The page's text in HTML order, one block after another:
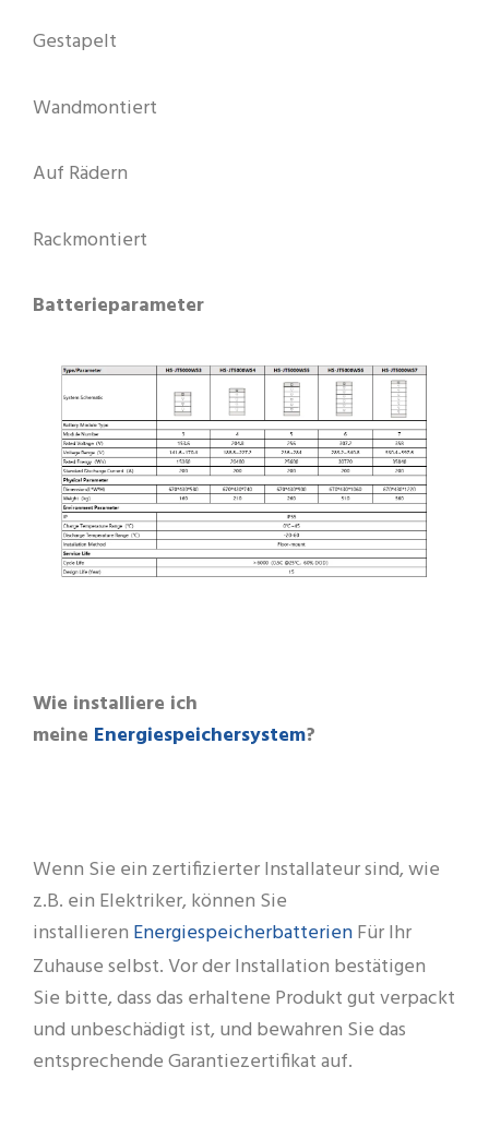
Gestapelt
Wandmontiert
Auf Rädern
Rackmontiert
Batterieparameter
Wie installiere ich
meine Energiespeichersystem?
Wenn Sie ein zertifizierter Installateur sind, wie
z.B. ein Elektriker, können Sie
installieren EnergiespeicherbatterienFür Ihr
Zuhause selbst. Vor der Installation bestätigen
Sie bitte, dass das erhaltene Produkt gut verpackt
und unbeschädigt ist, und bewahren Sie das
entsprechende Garantiezertifikat auf.